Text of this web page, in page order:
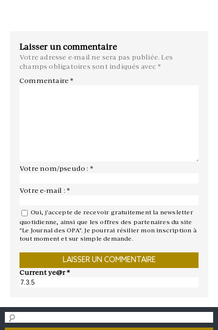
Laisser un commentaire
Votre adresse e-mail ne sera pas publiée. Les
champs obligatoires sont indiqués avec *
Commentaire*
Votre nom/pseudo : *
Votre e-mail : *
Oui, j'accepte de recevoir gratuitement la newsletter
quotidienne, ainsi que les offres des partenaires du site
"Le Journal des OPA". Je pourrai résilier mon inscription à
tout moment et sur simple demande.
Current ye@r*